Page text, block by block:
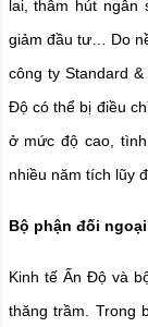
lai, thâm hút ngân
giảm đầu tư… Do
công ty Standard
Độ có thể bị điều
ở mức độ cao,
nhiều năm tích lũy
Bộ phận đối ngoại
Kinh tế Ấn Độ và
thăng trầm. Trong